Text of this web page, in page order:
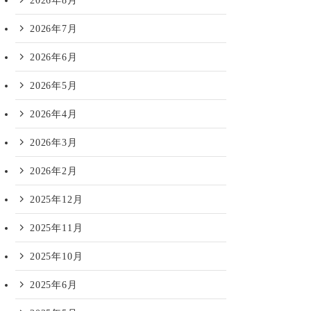
2026年7月
2026年6月
2026年5月
2026年4月
2026年3月
2026年2月
2025年12月
2025年11月
2025年10月
2025年6月